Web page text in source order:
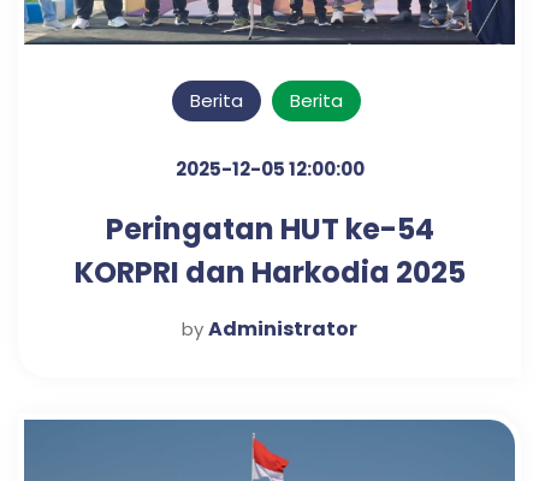
Berita Berita
2025-12-05 12:00:00
Peringatan HUT ke-54
KORPRI dan Harkodia 2025
Kabupaten Pasuruan
byAdministrator